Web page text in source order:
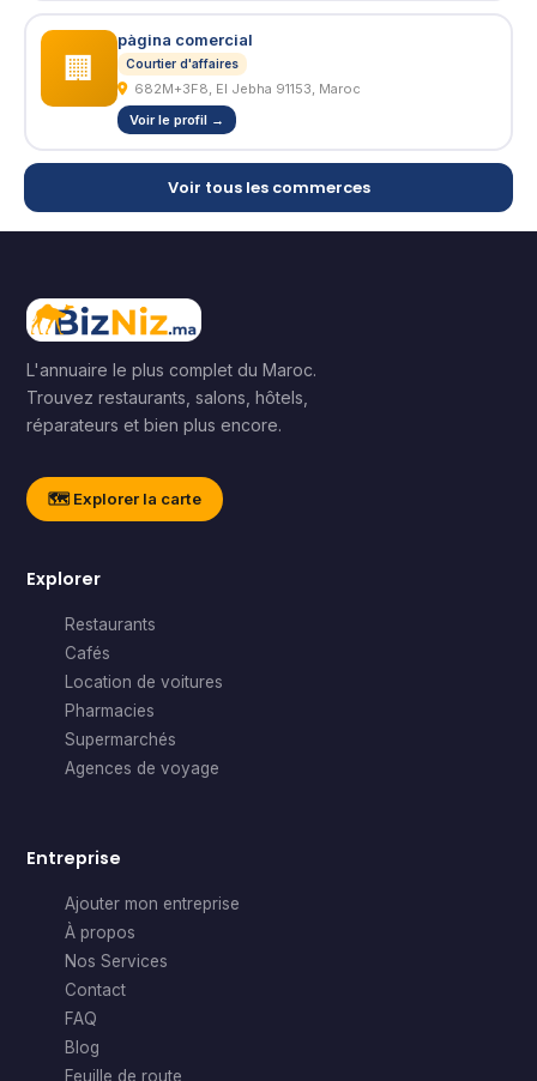
🏢
pàgina comercial
Courtier d'affaires
682M+3F8, El Jebha 91153, Maroc
Voir le profil →
Voir tous les commerces
L'annuaire le plus complet du Maroc.
Trouvez restaurants, salons, hôtels,
réparateurs et bien plus encore.
🗺️ Explorer la carte
Explorer
Restaurants
Cafés
Location de voitures
Pharmacies
Supermarchés
Agences de voyage
Entreprise
Ajouter mon entreprise
À propos
Nos Services
Contact
FAQ
Blog
Feuille de route